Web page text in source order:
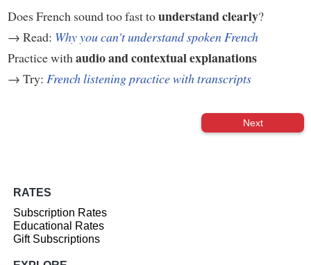
Does French sound too fast tounderstand clearly?
→ Read: Why you can't understand spoken French
Practice with audio and contextual explanations
→ Try: French listening practice with transcripts
Next
RATES
Subscription Rates
Educational Rates
Gift Subscriptions